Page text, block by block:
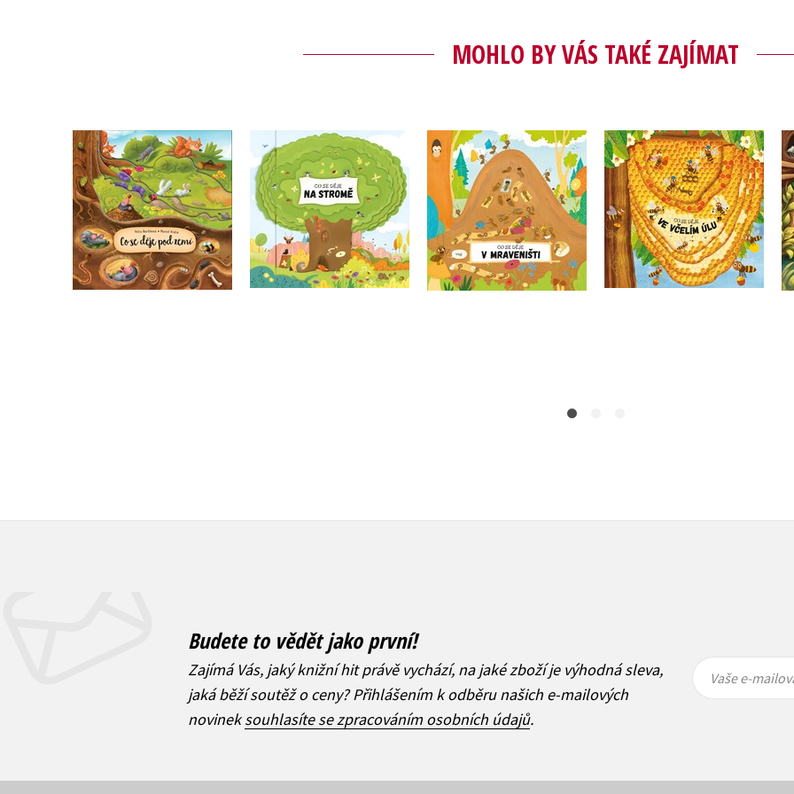
MOHLO BY VÁS TAKÉ ZAJÍMAT
Co se děje pod zemí
Petra Bartíková
Co se děje na stromě
Petra Bartíková
Co se děje v mraveništi
Petra Bartíková
Co se děje ve včelím
úlu
Petra Bartíková
Budete to vědět jako první!
Zajímá Vás, jaký knižní hit právě vychází, na jaké zboží je výhodná sleva,
jaká běží soutěž o ceny? Přihlášením k odběru našich e-mailových
novineksouhlasíte se zpracováním osobních údajů.
Vaše e-
mailová
Vaše e-
mailová
Vaše e-